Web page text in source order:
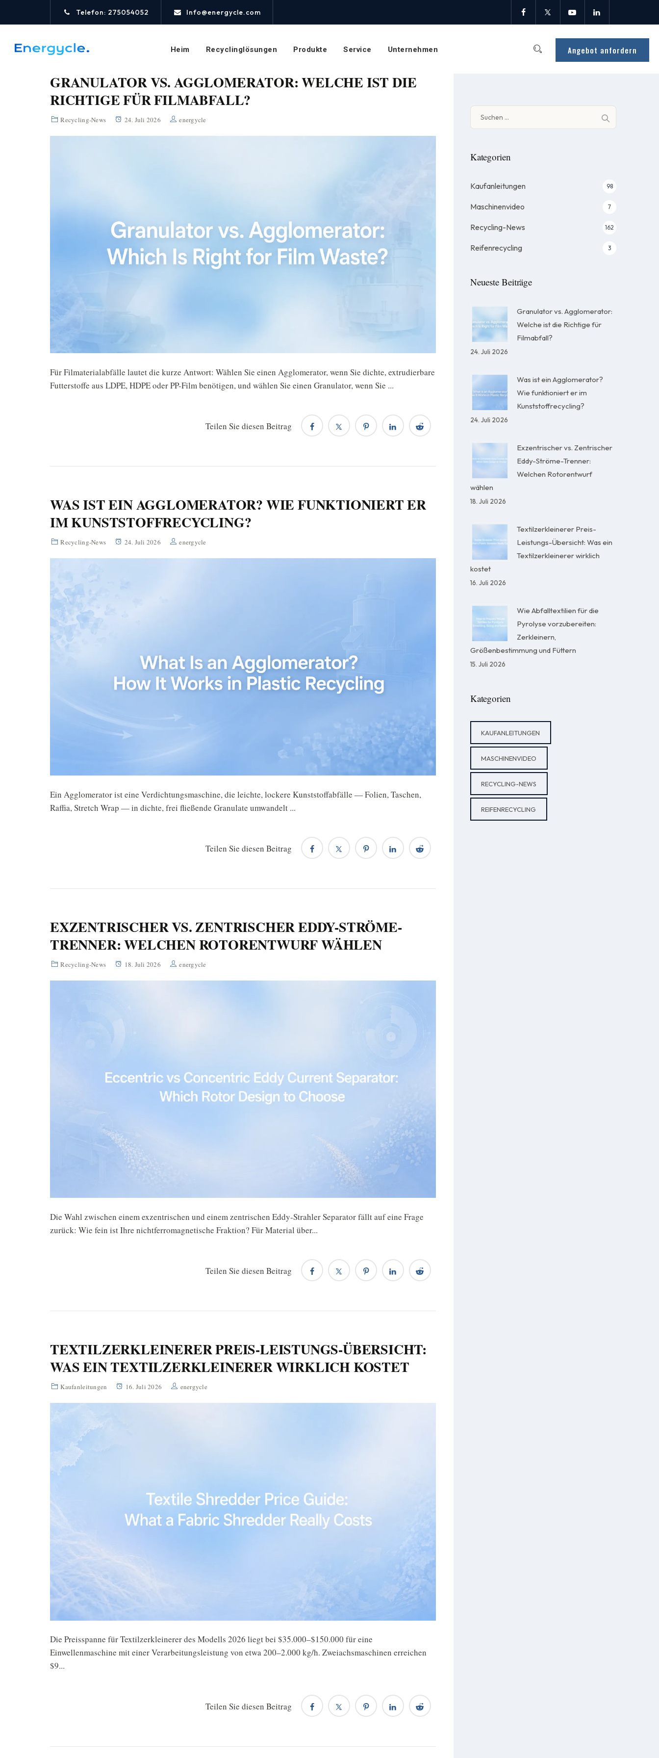
Telefon: 275054052 Info@energycle.com
Angebot anfordern
Heim Recyclinglösungen Produkte Service Unternehmen
GRANULATOR VS. AGGLOMERATOR: WELCHE IST DIE
RICHTIGE FÜR FILMABFALL?
Recycling-News 24. Juli 2026 energycle
Für Filmaterialabfälle lautet die kurze Antwort: Wählen Sie einen Agglomerator, wenn Sie dichte, extrudierbare
Futterstoffe aus LDPE, HDPE oder PP-Film benötigen, und wählen Sie einen Granulator, wenn Sie ...
Teilen Sie diesen Beitrag
WAS IST EIN AGGLOMERATOR? WIE FUNKTIONIERT ER
IM KUNSTSTOFFRECYCLING?
Recycling-News 24. Juli 2026 energycle
Ein Agglomerator ist eine Verdichtungsmaschine, die leichte, lockere Kunststoffabfälle — Folien, Taschen,
Raffia, Stretch Wrap — in dichte, frei fließende Granulate umwandelt ...
Teilen Sie diesen Beitrag
EXZENTRISCHER VS. ZENTRISCHER EDDY-STRÖME-
TRENNER: WELCHEN ROTORENTWURF WÄHLEN
Recycling-News 18. Juli 2026 energycle
Die Wahl zwischen einem exzentrischen und einem zentrischen Eddy-Strahler Separator fällt auf eine Frage
zurück: Wie fein ist Ihre nichtferromagnetische Fraktion? Für Material über...
Teilen Sie diesen Beitrag
TEXTILZERKLEINERER PREIS-LEISTUNGS-ÜBERSICHT:
WAS EIN TEXTILZERKLEINERER WIRKLICH KOSTET
Kaufanleitungen 16. Juli 2026 energycle
Die Preisspanne für Textilzerkleinerer des Modells 2026 liegt bei $35.000–$150.000 für eine
Einwellenmaschine mit einer Verarbeitungsleistung von etwa 200–2.000 kg/h. Zweiachsmaschinen erreichen
$9...
Teilen Sie diesen Beitrag
nach:
Kategorien
Kaufanleitungen 98
Maschinenvideo 7
Recycling-News 162
Reifenrecycling 3
Neueste Beiträge
Granulator vs. Agglomerator:
Welche ist die Richtige für
Filmabfall?
24. Juli 2026
Was ist ein Agglomerator?
Wie funktioniert er im
Kunststoffrecycling?
24. Juli 2026
Exzentrischer vs. Zentrischer
Eddy-Ströme-Trenner:
Welchen Rotorentwurf
wählen
18. Juli 2026
Textilzerkleinerer Preis-
Leistungs-Übersicht: Was ein
Textilzerkleinerer wirklich
kostet
16. Juli 2026
Wie Abfalltextilien für die
Pyrolyse vorzubereiten:
Zerkleinern,
Größenbestimmung und Füttern
15. Juli 2026
Kategorien
KAUFANLEITUNGEN
MASCHINENVIDEO
RECYCLING-NEWS
REIFENRECYCLING